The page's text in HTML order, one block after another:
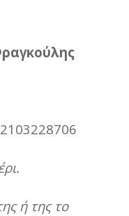
ή της το